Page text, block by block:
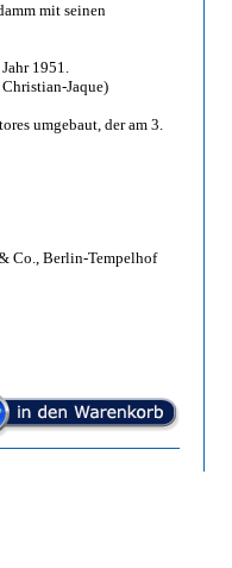
mit seinen
1951.
Jaque)
umgebaut, der am 3.
Co., Berlin-Tempelhof